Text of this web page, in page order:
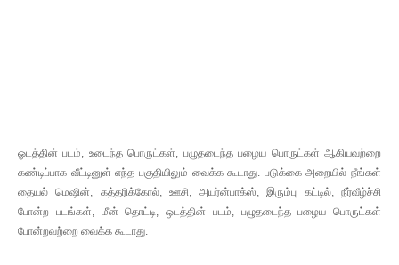
ஓடத்தின் படம், உடைந்த பொருட்கள், பழுதடைந்த பழைய பொருட்கள் ஆகியவற்றை
கண்டிப்பாக வீட்டினுள் எந்த பகுதியிலும் வைக்க கூடாது. படுக்கை அறையில் நீங்கள்
தையல் மெஷின், கத்தரிக்கோல், ஊசி, அயர்ன்பாக்ஸ், இரும்பு கட்டில், நீர்வீழ்ச்சி
போன்ற படங்கள், மீன் தொட்டி, ஒடத்தின் படம், பழுதடைந்த பழைய பொருட்கள்
போன்றவற்றை வைக்க கூடாது.